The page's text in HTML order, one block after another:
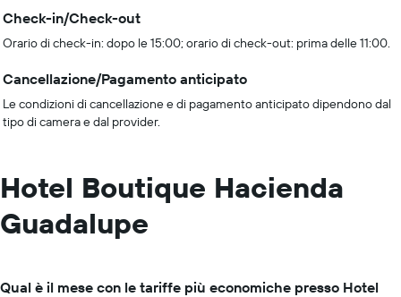
Check-in/Check-out
Orario di check-in: dopo le 15:00; orario di check-out: prima delle 11:00.
Cancellazione/Pagamento anticipato
Le condizioni di cancellazione e di pagamento anticipato dipendono dal
tipo di camera e dal provider.
Hotel Boutique Hacienda
Guadalupe
Qual è il mese con le tariffe più economiche presso Hotel